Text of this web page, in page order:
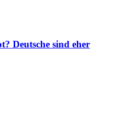
Deutsche sind eher